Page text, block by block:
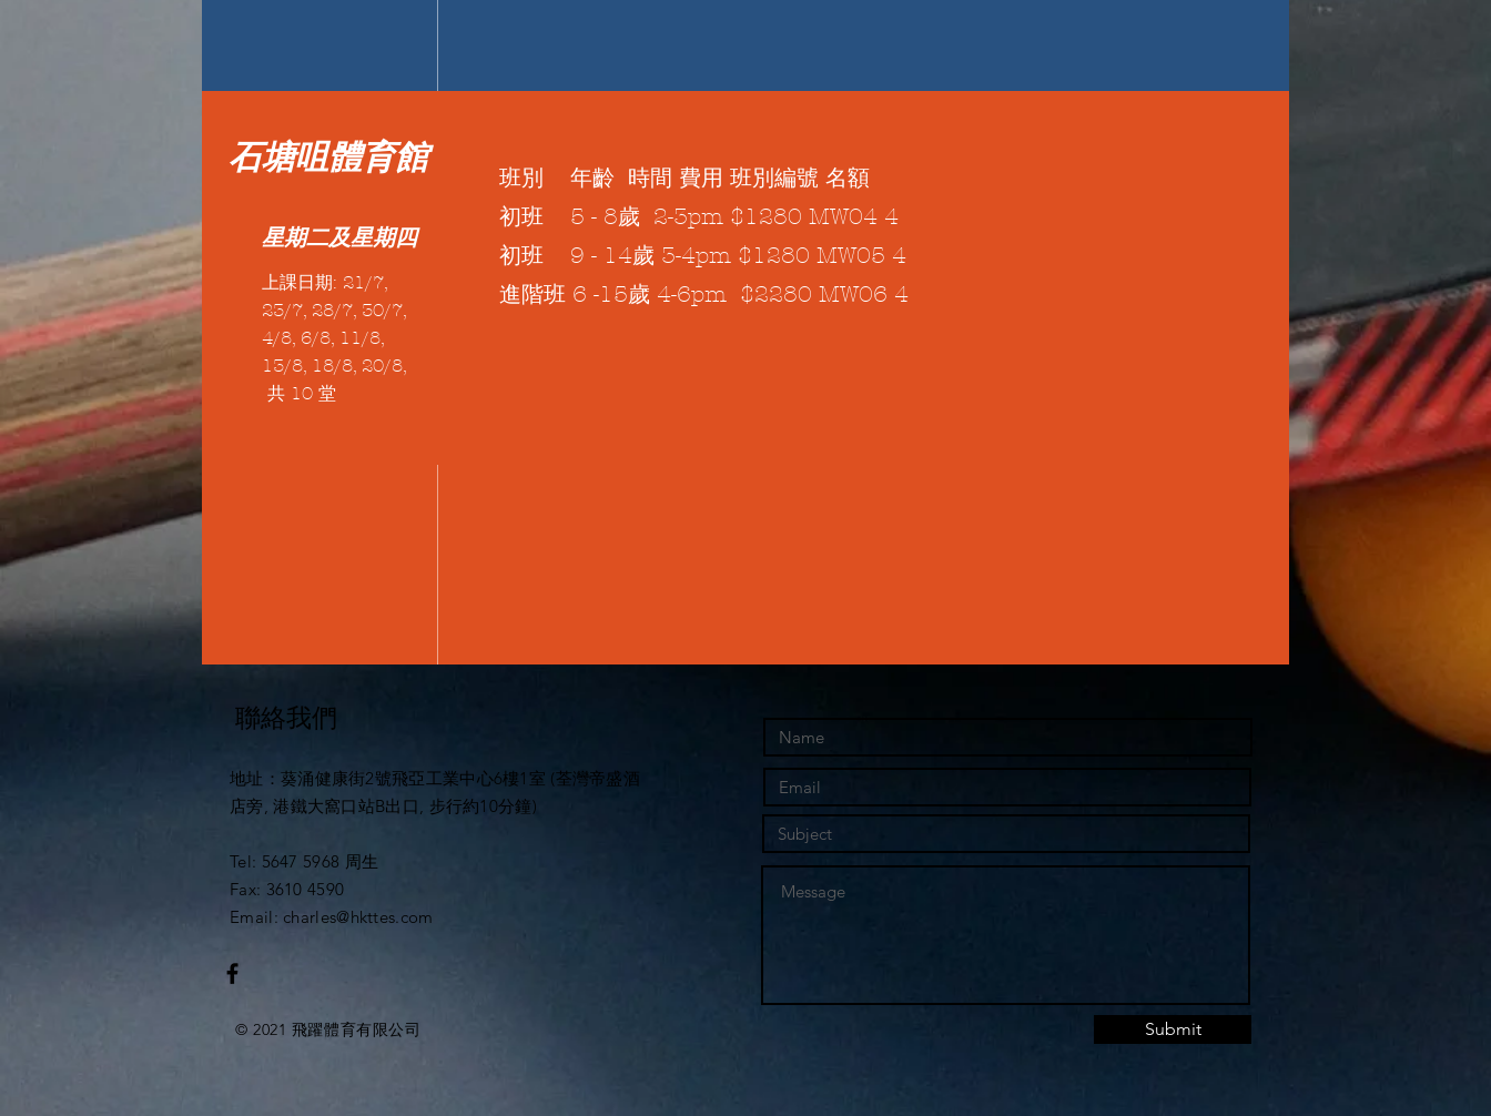
石塘咀體育館
星期二及星期四
上課日期: 21/7,
23/7, 28/7, 30/7,
4/8, 6/8, 11/8,
13/8, 18/8, 20/8,
共 10 堂
班別 年齡 時間 費用 班別編號 名額
初班 5 - 8歲 2-3pm $1280 MW04 4
初班 9 - 14歲 3-4pm $1280 MW05 4
進階班 6 -15歲 4-6pm $2280 MW06 4
聯絡我們
© 2021 飛躍體育有限公司
地址：葵涌健康街2號飛亞工業中心6樓1室 (荃灣帝盛酒
店旁, 港鐵大窩口站B出口, 步行約10分鐘)
Tel: 5647 5968 周生
Fax: 3610 4590
Email: charles@hkttes.com
Submit